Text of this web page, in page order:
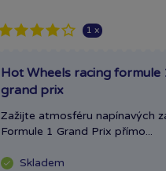
1 x
Hot Wheels racing formule
grand prix
Zažijte atmosféru napínavých
Formule 1 Grand Prix přímo...
Skladem